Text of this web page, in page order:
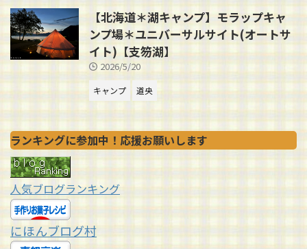
【北海道＊湖キャンプ】モラップキャ
ンプ場＊ユニバーサルサイト(オートサ
イト)【支笏湖】
2026/5/20
キャンプ 道央
ランキングに参加中！応援お願いします
人気ブログランキング
にほんブログ村